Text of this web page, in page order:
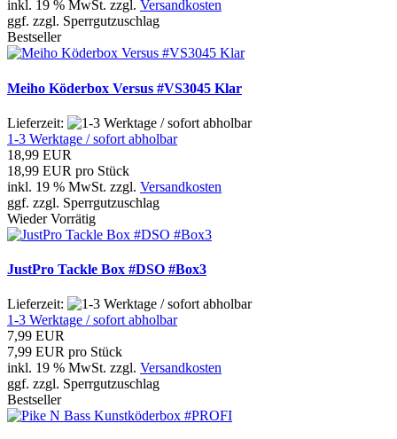
inkl. 19 % MwSt. zzgl. Versandkosten
ggf. zzgl. Sperrgutzuschlag
Bestseller
Meiho Köderbox Versus #VS3045 Klar
Lieferzeit:
1-3 Werktage / sofort abholbar
18,99 EUR
18,99 EUR pro Stück
inkl. 19 % MwSt. zzgl. Versandkosten
ggf. zzgl. Sperrgutzuschlag
Wieder Vorrätig
JustPro Tackle Box #DSO #Box3
Lieferzeit:
1-3 Werktage / sofort abholbar
7,99 EUR
7,99 EUR pro Stück
inkl. 19 % MwSt. zzgl. Versandkosten
ggf. zzgl. Sperrgutzuschlag
Bestseller